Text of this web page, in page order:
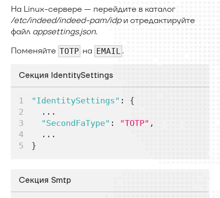
На Linux-сервере — перейдите в каталог
/etc/indeed/indeed-pam/idpи отредактируйте
файл appsettings.json.
Поменяйте TOTP на EMAIL .
Секция IdentitySettings
"IdentitySettings" :
{
  ...
"SecondFaType" : "TOTP" ,
  ...
}
Секция Smtp